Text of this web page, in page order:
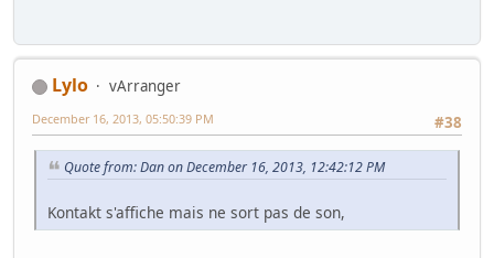
Lylo
vArranger
#38
December 16, 2013, 05:50:39 PM
Quote from: Dan on December 16, 2013, 12:42:12 PM
Kontakt s'affiche mais ne sort pas de son,